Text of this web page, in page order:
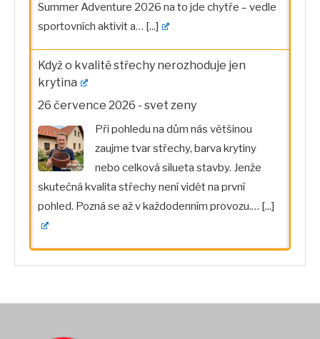
Summer Adventure 2026 na to jde chytře – vedle
sportovních aktivit a… [...]
Když o kvalitě střechy nerozhoduje jen
krytina
26 července 2026 - svet zeny
Při pohledu na dům nás většinou
zaujme tvar střechy, barva krytiny
nebo celková silueta stavby. Jenže
skutečná kvalita střechy není vidět na první
pohled. Pozná se až v každodenním provozu.… [...]